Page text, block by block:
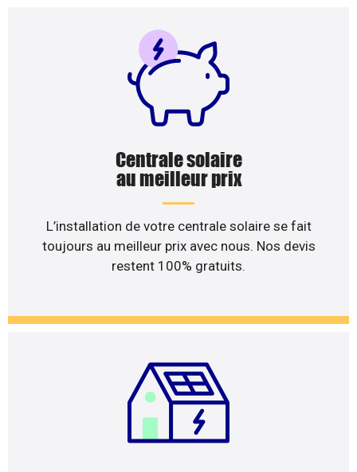
Centrale solaire
au meilleur prix
L’installation de votre centrale solaire se fait
toujours au meilleur prix avec nous. Nos devis
restent 100% gratuits.